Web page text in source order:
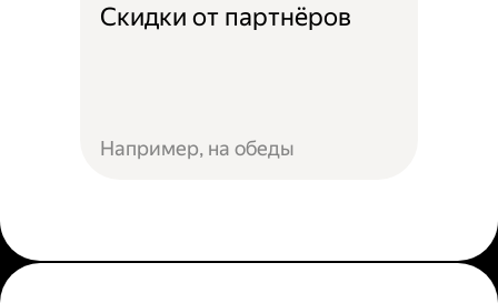
Скидки от партнёров
Например, на обеды